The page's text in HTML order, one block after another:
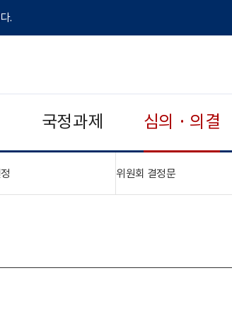
.
국정과제 심의 · 의결
위원회 결정문"접기,펼치기"